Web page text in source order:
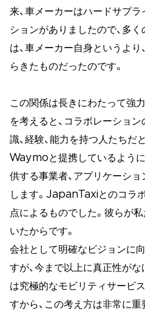
来、車メーカーはハードサプ
ションがありましたので、多
は、車メーカー自身というよ
らきたものだったのです。
この関係は長きにわたって強
を考えると、コラボレーショ
識、経験、能力を持つ人たちだ
Waymoと提携しているように
供する事業者、アプリケーシ
します。JapanTaxiとのコラ
点によるものでした。彼らが
いたからです。
会社として明確なビジョンに
すが、今まで以上に真正性が
は究極的なモビリティサービ
すから、この考え方は非常に重